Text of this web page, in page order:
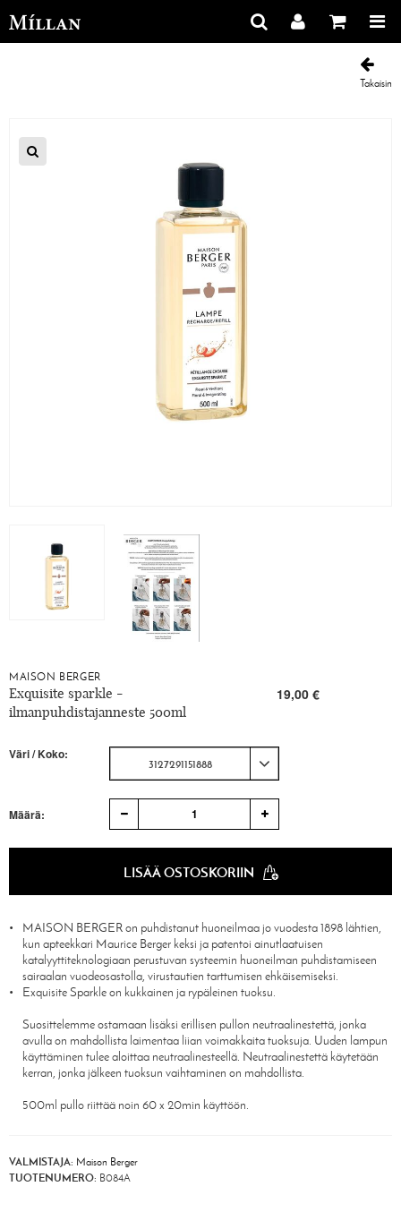
Takaisin
MAISON BERGER
Exquisite sparkle -
ilmanpuhdistajanneste 500ml
19,00 €
Väri / Koko:
3127291151888
Määrä: 1
LISÄÄ OSTOSKORIIN
MAISON BERGER on puhdistanut huoneilmaa jo vuodesta 1898 lähtien,
kun apteekkari Maurice Berger keksi ja patentoi ainutlaatuisen
katalyyttiteknologiaan perustuvan systeemin huoneilman puhdistamiseen
sairaalan vuodeosastolla, virustautien tarttumisen ehkäisemiseksi.
Exquisite Sparkle on kukkainen ja rypäleinen tuoksu.
Suosittelemme ostamaan lisäksi erillisen pullon neutraalinestettä, jonka
avulla on mahdollista laimentaa liian voimakkaita tuoksuja. Uuden lampun
käyttäminen tulee aloittaa neutraalinesteellä. Neutraalinestettä käytetään
kerran, jonka jälkeen tuoksun vaihtaminen on mahdollista.
500ml pullo riittää noin 60 x 20min käyttöön.
VALMISTAJA: Maison Berger
TUOTENUMERO: B084A